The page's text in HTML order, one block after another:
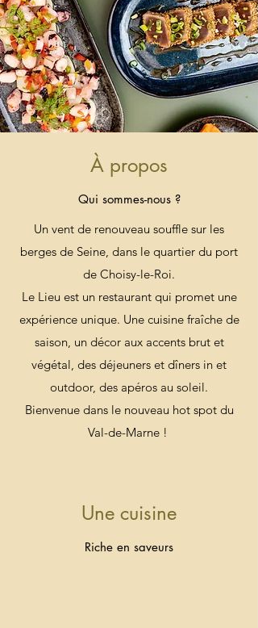
À propos
Qui sommes-nous ?
Un vent de renouveau souffle sur les
berges de Seine, dans le quartier du port
de Choisy-le-Roi.
Le Lieu est un restaurant qui promet une
expérience unique. Une cuisine fraîche de
saison, un décor aux accents brut et
végétal, des déjeuners et dîners in et
outdoor, des apéros au soleil.
Bienvenue dans le nouveau hot spot du
Val-de-Marne !
Une cuisine
Riche en saveurs